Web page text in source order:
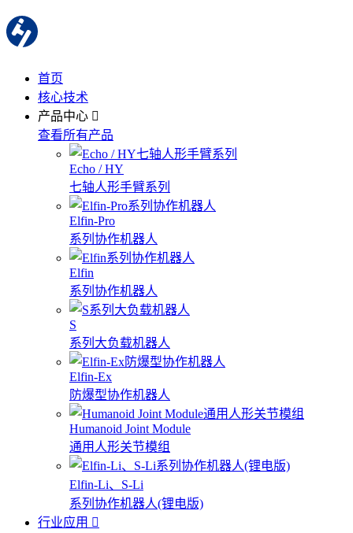
首页
核心技术
产品中心
查看所有产品
Echo / HY
七轴人形手臂系列
Elfin-Pro
系列协作机器人
Elfin
系列协作机器人
S
系列大负载机器人
Elfin-Ex
防爆型协作机器人
Humanoid Joint Module
通用人形关节模组
Elfin-Li、S-Li
系列协作机器人(锂电版)
行业应用